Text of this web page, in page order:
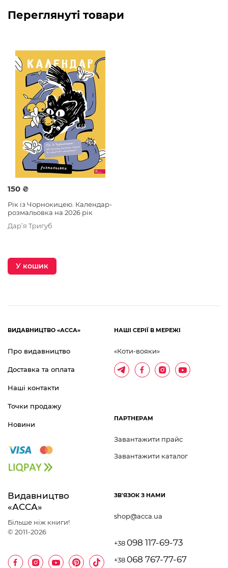
Переглянуті товари
150 ₴
Рік із Чорнокицею. Календар-
розмальовка на 2026 рік
Дар’я Тригуб
У кошик
Видавництво
«АССА»
Більше ніж книги!
© 2011-2026
ЗВ'ЯЗОК З НАМИ
shop@acca.ua
+38 098 117-69-73
+38 068 767-77-67
ВИДАВНИЦТВО «АССА»
Про видавництво
Доставка та оплата
Наші контакти
Точки продажу
Новини
НАШІ СЕРІЇ В МЕРЕЖІ
«Коти-вояки»
ПАРТНЕРАМ
Завантажити прайс
Завантажити каталог